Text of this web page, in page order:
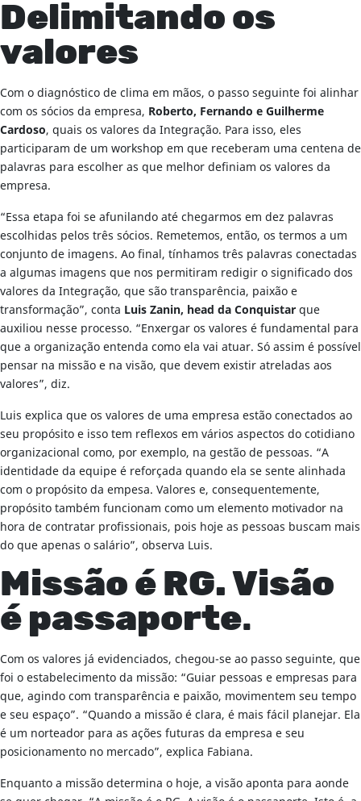
Delimitando os
valores
Com o diagnóstico de clima em mãos, o passo seguinte foi alinhar
com os sócios da empresa, Roberto, Fernando e Guilherme
Cardoso, quais os valores da Integração. Para isso, eles
participaram de um workshop em que receberam uma centena de
palavras para escolher as que melhor definiam os valores da
empresa.
“Essa etapa foi se afunilando até chegarmos em dez palavras
escolhidas pelos três sócios. Remetemos, então, os termos a um
conjunto de imagens. Ao final, tínhamos três palavras conectadas
a algumas imagens que nos permitiram redigir o significado dos
valores da Integração, que são transparência, paixão e
transformação”, conta Luis Zanin, head da Conquistarque
auxiliou nesse processo. “Enxergar os valores é fundamental para
que a organização entenda como ela vai atuar. Só assim é possível
pensar na missão e na visão, que devem existir atreladas aos
valores”, diz.
Luis explica que os valores de uma empresa estão conectados ao
seu propósito e isso tem reflexos em vários aspectos do cotidiano
organizacional como, por exemplo, na gestão de pessoas. “A
identidade da equipe é reforçada quando ela se sente alinhada
com o propósito da empesa. Valores e, consequentemente,
propósito também funcionam como um elemento motivador na
hora de contratar profissionais, pois hoje as pessoas buscam mais
do que apenas o salário”, observa Luis.
Missão é RG. Visão
é passaporte.
Com os valores já evidenciados, chegou-se ao passo seguinte, que
foi o estabelecimento da missão: “Guiar pessoas e empresas para
que, agindo com transparência e paixão, movimentem seu tempo
e seu espaço”. “Quando a missão é clara, é mais fácil planejar. Ela
é um norteador para as ações futuras da empresa e seu
posicionamento no mercado”, explica Fabiana.
Enquanto a missão determina o hoje, a visão aponta para aonde